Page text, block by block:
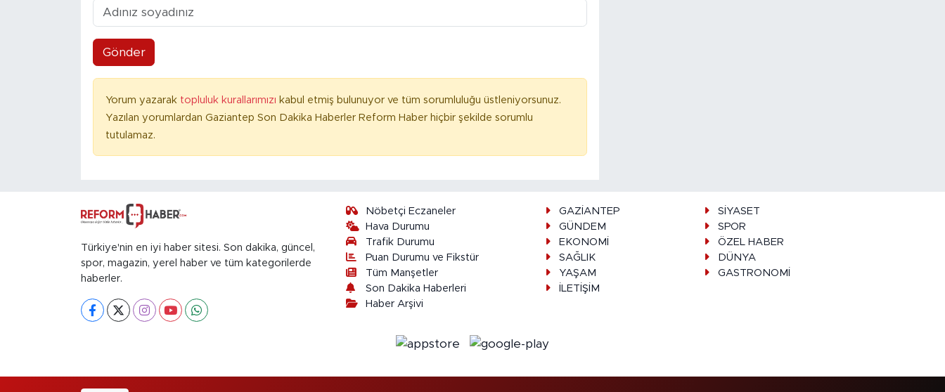
Gönder
Yorum yazarak topluluk kurallarımızı kabul etmiş bulunuyor ve tüm sorumluluğu üstleniyorsunuz.
Yazılan yorumlardan Gaziantep Son Dakika Haberler Reform Haber hiçbir şekilde sorumlu
tutulamaz.
Türkiye'nin en iyi haber sitesi. Son dakika, güncel,
spor, magazin, yerel haber ve tüm kategorilerde
haberler.
Nöbetçi Eczaneler
Hava Durumu
Trafik Durumu
Puan Durumu ve Fikstür
Tüm Manşetler
Son Dakika Haberleri
Haber Arşivi
GAZİANTEP
SİYASET
GÜNDEM
SPOR
EKONOMİ
ÖZEL HABER
SAĞLIK
DÜNYA
YAŞAM
GASTRONOMİ
İLETİŞİM